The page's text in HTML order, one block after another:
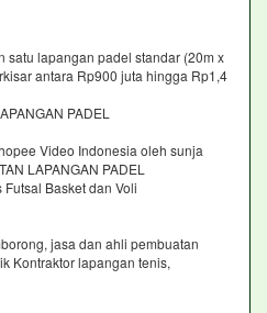
lapangan padel standar (20m x
antara Rp900 juta hingga Rp1,4
PADEL
Video Indonesia oleh sunja
LAPANGAN PADEL
Basket dan Voli
jasa dan ahli pembuatan
Kontraktor lapangan tenis,